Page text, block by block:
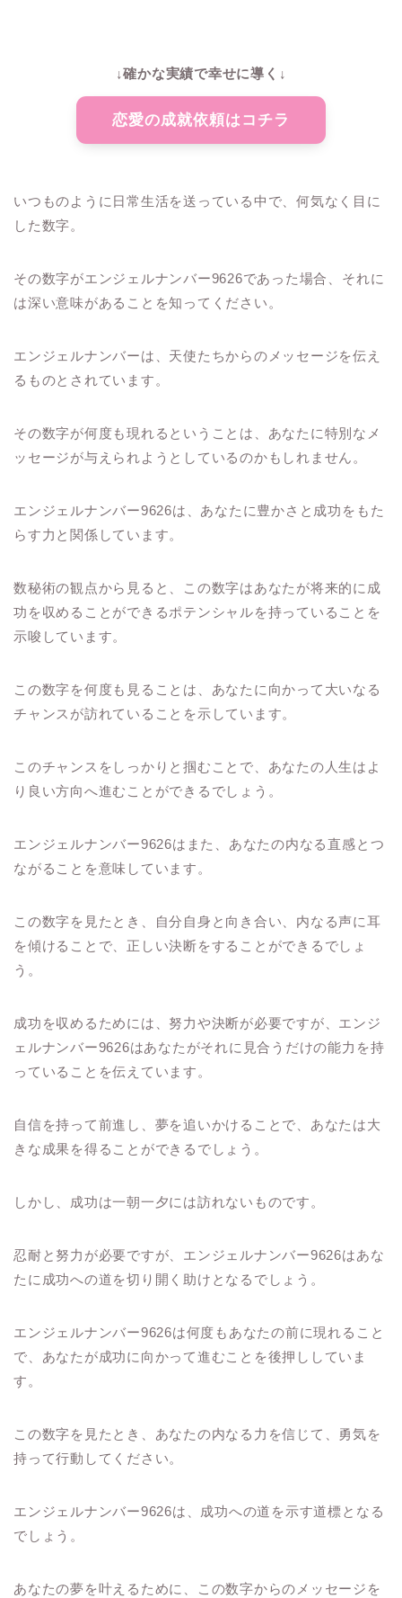
↓確かな実績で幸せに導く↓
恋愛の成就依頼はコチラ
いつものように日常生活を送っている中で、何気なく目に
した数字。
その数字がエンジェルナンバー9626であった場合、それに
は深い意味があることを知ってください。
エンジェルナンバーは、天使たちからのメッセージを伝え
るものとされています。
その数字が何度も現れるということは、あなたに特別なメ
ッセージが与えられようとしているのかもしれません。
エンジェルナンバー9626は、あなたに豊かさと成功をもた
らす力と関係しています。
数秘術の観点から見ると、この数字はあなたが将来的に成
功を収めることができるポテンシャルを持っていることを
示唆しています。
この数字を何度も見ることは、あなたに向かって大いなる
チャンスが訪れていることを示しています。
このチャンスをしっかりと掴むことで、あなたの人生はよ
り良い方向へ進むことができるでしょう。
エンジェルナンバー9626はまた、あなたの内なる直感とつ
ながることを意味しています。
この数字を見たとき、自分自身と向き合い、内なる声に耳
を傾けることで、正しい決断をすることができるでしょ
う。
成功を収めるためには、努力や決断が必要ですが、エンジ
ェルナンバー9626はあなたがそれに見合うだけの能力を持
っていることを伝えています。
自信を持って前進し、夢を追いかけることで、あなたは大
きな成果を得ることができるでしょう。
しかし、成功は一朝一夕には訪れないものです。
忍耐と努力が必要ですが、エンジェルナンバー9626はあな
たに成功への道を切り開く助けとなるでしょう。
エンジェルナンバー9626は何度もあなたの前に現れること
で、あなたが成功に向かって進むことを後押ししていま
す。
この数字を見たとき、あなたの内なる力を信じて、勇気を
持って行動してください。
エンジェルナンバー9626は、成功への道を示す道標となる
でしょう。
あなたの夢を叶えるために、この数字からのメッセージを